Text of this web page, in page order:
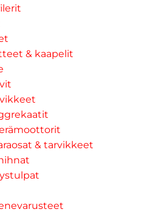
& kaapelit
& tarvikkeet